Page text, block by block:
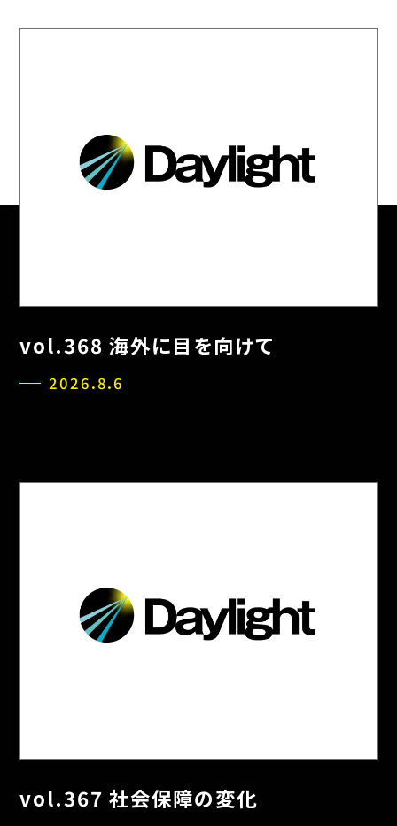
vol.368 海外に目を向けて
2026.8.6
vol.367 社会保障の変化